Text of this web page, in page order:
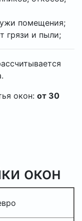
помещения;
грязи и пыли;
окон: от 30
окон